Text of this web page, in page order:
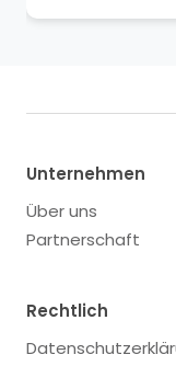
Dann probier
Unternehmen
Über uns
Partnerschaft
Rechtlich